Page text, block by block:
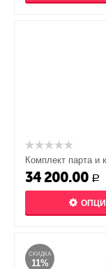
Комплект парта и
34 200.00 Р
СКИДКА
11%